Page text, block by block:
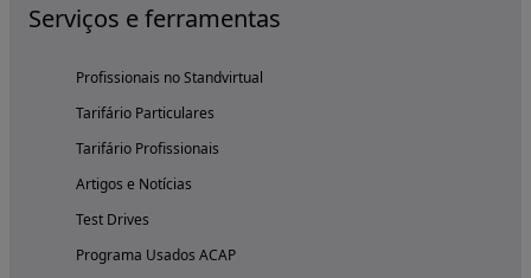
Serviços e ferramentas
Profissionais no Standvirtual
Tarifário Particulares
Tarifário Profissionais
Artigos e Notícias
Test Drives
Programa Usados ACAP